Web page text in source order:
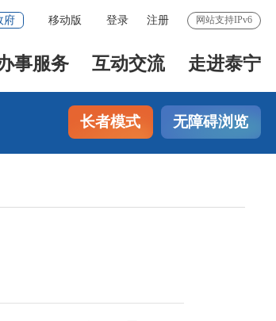
府 移动版 登录 注册 网站支持IPv6
事服务 互动交流 走进泰宁
长者模式 无障碍浏览